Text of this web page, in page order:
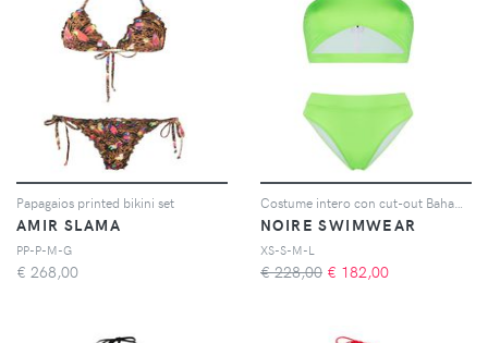
Papagaios printed bikini set
AMIR SLAMA
PP-P-M-G
€ 268,00
NOIRE SWIMWEAR
XS-S-M-L
€ 228,00 € 182,00